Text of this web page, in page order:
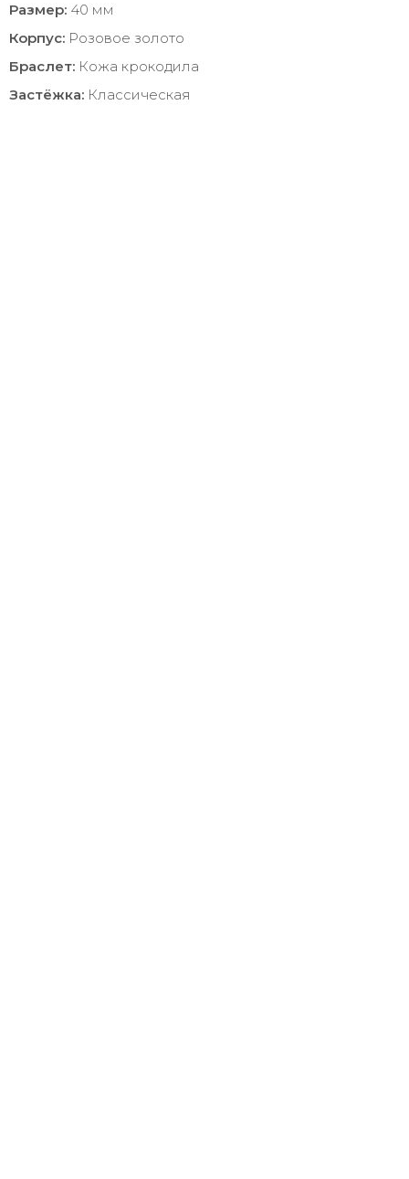
Размер: 40 мм
Корпус: Розовое золото
Браслет: Кожа крокодила
Застёжка: Классическая